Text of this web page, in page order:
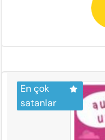
En çok
satanlar